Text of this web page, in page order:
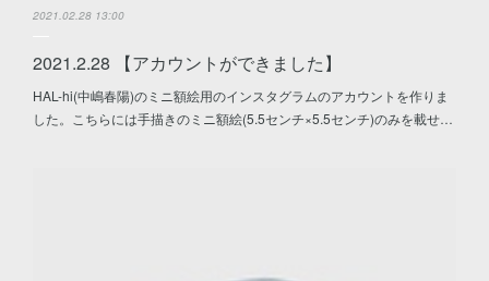
2021.02.28 13:00
2021.2.28 【アカウントができました】
HAL-hi(中嶋春陽)のミニ額絵用のインスタグラムのアカウントを作りま
した。こちらには手描きのミニ額絵(5.5センチ×5.5センチ)のみを載せ…